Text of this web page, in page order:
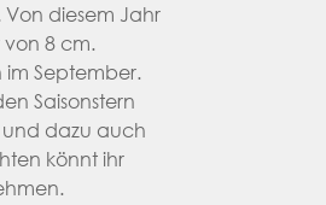
diesem Jahr
von 8 cm.
im September.
Saisonstern
und dazu auch
könnt ihr